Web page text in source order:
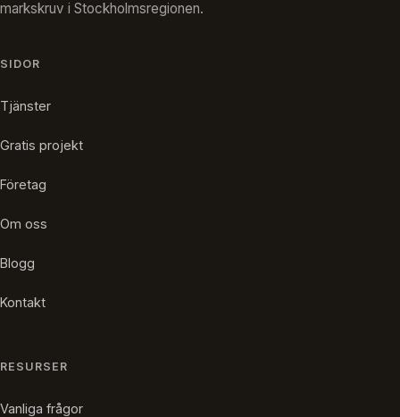
markskruv i Stockholmsregionen.
SIDOR
Tjänster
Gratis projekt
Företag
Om oss
Blogg
Kontakt
RESURSER
Vanliga frågor